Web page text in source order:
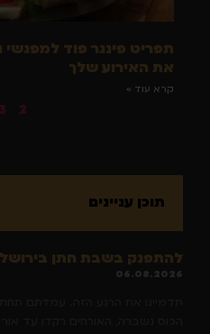
תפריט פינגר פוד למפגשי
את האירוע שלך
קרא עוד »
2
3
תוכן עניינים
להתפנק בשבת חתן
06.08.2026